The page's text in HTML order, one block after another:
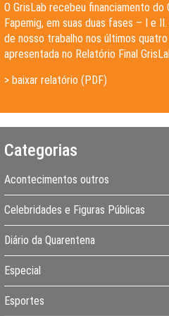
O GrisLab recebeu financiamento do
Fapemig, em suas duas fases – I e
de nosso trabalho nos últimos quatro
apresentada no Relatório Final
> baixar relatório (PDF)
Categorias
Acontecimentos outros
Celebridades e Figuras Públicas
Diário da Quarentena
Especial
Esportes